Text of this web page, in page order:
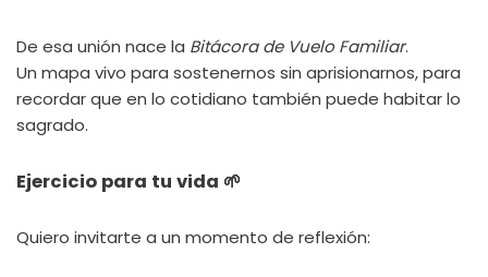
De esa unión nace la Bitácora de Vuelo Familiar.
Un mapa vivo para sostenernos sin aprisionarnos, para
recordar que en lo cotidiano también puede habitar lo
sagrado.
Ejercicio para tu vida 🌱
Quiero invitarte a un momento de reflexión: